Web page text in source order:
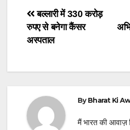
Post
navigation
बल्लारी में 330 करोड़
रुपए से बनेगा कैंसर
अस्पताल
ByBharat Ki
मैं भारत की आवाज़